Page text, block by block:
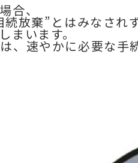
合、
放棄”とはみなされず
まいます。
、速やかに必要な手